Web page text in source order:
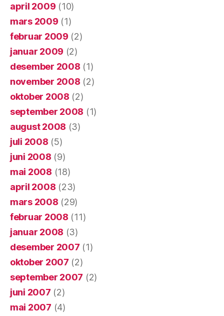
april 2009 (10)
mars 2009 (1)
februar 2009 (2)
januar 2009 (2)
desember 2008 (1)
november 2008 (2)
oktober 2008 (2)
september 2008 (1)
august 2008 (3)
juli 2008 (5)
juni 2008 (9)
mai 2008 (18)
april 2008 (23)
mars 2008 (29)
februar 2008 (11)
januar 2008 (3)
desember 2007 (1)
oktober 2007 (2)
september 2007 (2)
juni 2007 (2)
mai 2007 (4)